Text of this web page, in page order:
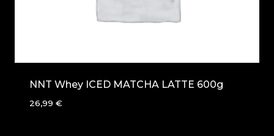
NNT Whey ICED MATCHA LATTE 600g
26,99 €